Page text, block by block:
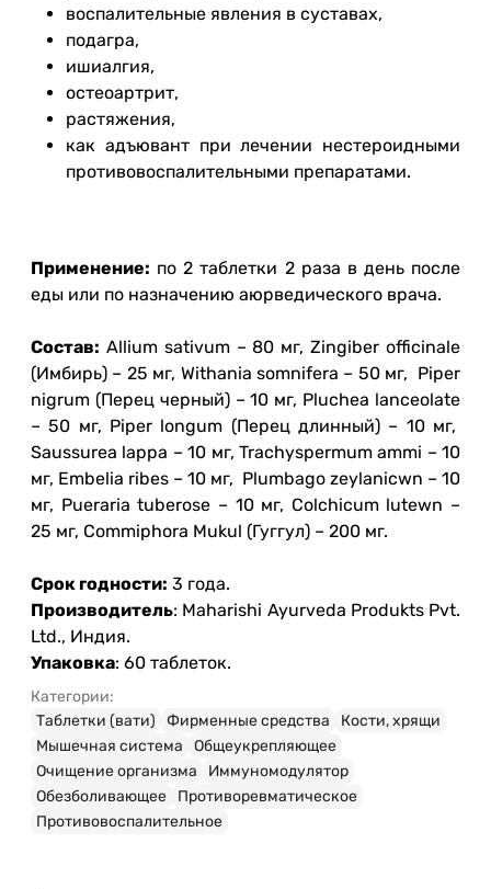
воспалительные явления в суставах,
подагра,
ишиалгия,
остеоартрит,
растяжения,
как адъювант при лечении нестероидными
противовоспалительными препаратами.
Применение: по 2 таблетки 2 раза в день после
еды или по назначению аюрведического врача.
Состав: Allium sativum – 80 мг, Zingiber officinale
(Имбирь) – 25 мг, Withania somnifera – 50 мг, Piper
nigrum (Перец черный) – 10 мг, Pluchea lanceolate
– 50 мг, Piper longum (Перец длинный) – 10 мг,
Saussurea lappa – 10 мг, Trachyspermum ammi – 10
мг, Embelia ribes – 10 мг, Plumbago zeylanicwn – 10
мг, Pueraria tuberose – 10 мг, Colchicum lutewn –
25 мг, Commiphora Mukul (Гуггул) – 200 мг.
Срок годности: 3 года.
Производитель: Maharishi Ayurveda Produkts Pvt.
Ltd., Индия.
Упаковка: 60 таблеток.
Категории:
Таблетки (вати)
Фирменные средства
Кости, хрящи
Мышечная система
Общеукрепляющее
Очищение организма
Иммуномодулятор
Обезболивающее
Противоревматическое
Противовоспалительное